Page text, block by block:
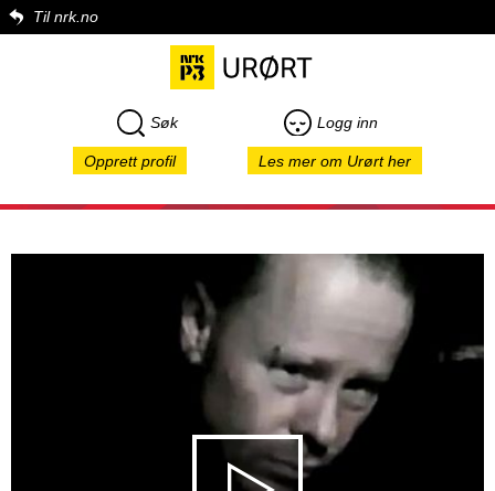
Til nrk.no
Søk Logg inn
Opprett profil Les mer om Urørt her